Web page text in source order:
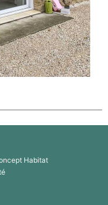
Habitat